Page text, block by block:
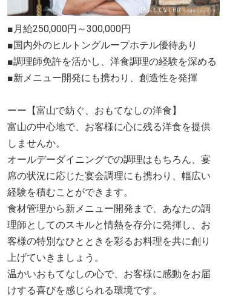
■月給250,000円～300,000円
■国内外のヒルトングループホテル優待あり
■調理師免許を活かし、洋食調理の経験を深める
■新メニュー開発にも携わり、創造性を発揮
ーー【富山で紡ぐ、おもてなしの洋食】
富山の中心地で、お客様に心に残る洋食を提供
しませんか。
オールデーダイニングでの調理はもちろん、宴
席の状況に応じた宴会調理にも携わり、幅広い
経験を積むことができます。
食材管理から新メニュー開発まで、あなたの調
理師としてのスキルと情熱を存分に発揮し、お
客様の特別なひとときを彩るお料理を共に創り
上げていきましょう。
温かいおもてなしの心で、お客様に感動をお届
けする喜びを感じられる環境です。